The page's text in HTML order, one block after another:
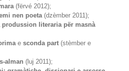
(fërvé 2012);
nen poeta(dzèmber 2011);
produssion literaria për masnà
esconda part (stèmber e
alman (luj 2011);